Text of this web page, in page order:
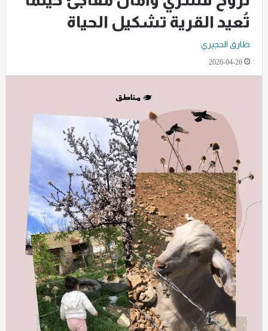
تُعيد القرية تشكيل الحياة
طارق الحجيري
2026-04-26